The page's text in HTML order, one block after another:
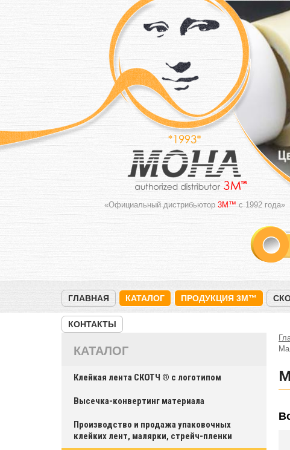
«Официальный дистрибьютор 3M™ с 1992 года»
ГЛАВНАЯ КАТАЛОГ ПРОДУКЦИЯ 3M™
КОНТАКТЫ
КАТАЛОГ
Клейкая лента СКОТЧ ® с логотипом
Высечка-конвертинг материала
Производство и продажа упаковочных
клейких лент, малярки, стрейч-пленки